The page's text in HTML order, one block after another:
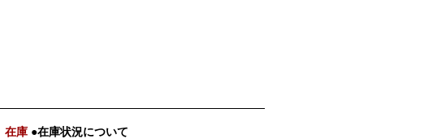
在庫 ●在庫状況について